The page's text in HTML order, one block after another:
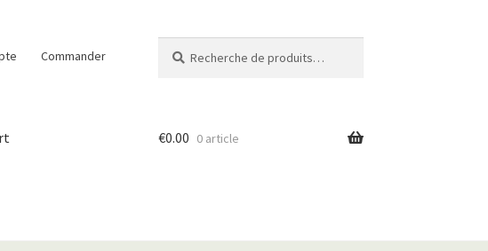
Commander
pour :
r€0.00 0 article